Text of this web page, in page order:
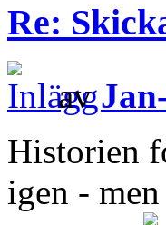
Re:
av
Historien
igen -